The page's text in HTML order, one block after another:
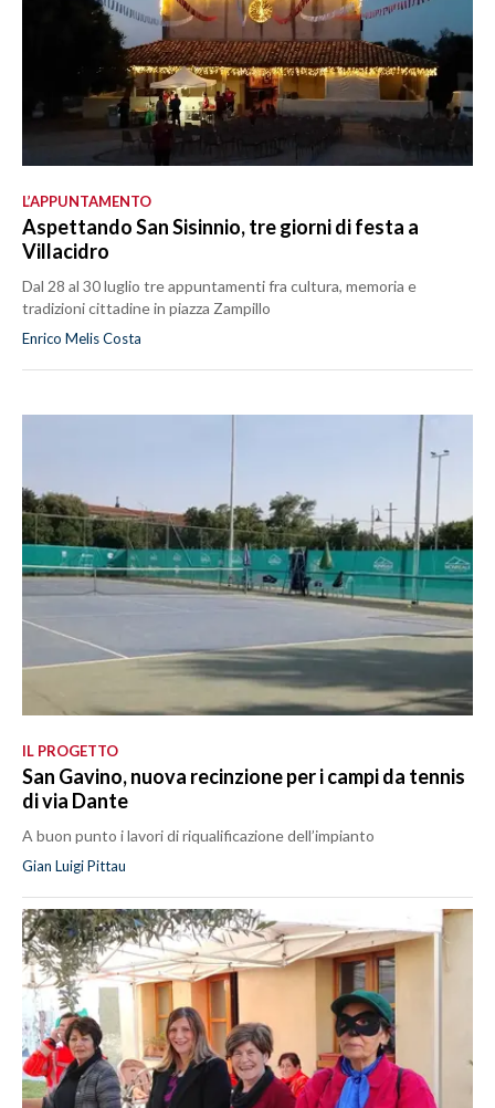
L’APPUNTAMENTO
Aspettando San Sisinnio, tre giorni di festa a
Villacidro
Dal 28 al 30 luglio tre appuntamenti fra cultura, memoria e
tradizioni cittadine in piazza Zampillo
Enrico Melis Costa
IL PROGETTO
San Gavino, nuova recinzione per i campi da tennis
di via Dante
A buon punto i lavori di riqualificazione dell’impianto
Gian Luigi Pittau